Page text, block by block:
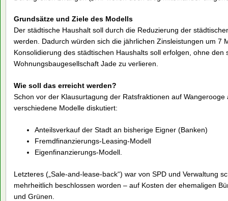
Grundsätze und Ziele des Modells
Der städtische Haushalt soll durch die Reduzierung der
werden. Dadurch würden sich die jährlichen Zinsleistungen um 7
Konsolidierung des städtischen Haushalts soll erfolgen, ohne den
Wohnungsbaugesellschaft Jade zu verlieren.
Wie soll das erreicht werden?
Schon vor der Klausurtagung der Ratsfraktionen auf
verschiedene Modelle diskutiert:
Anteilsverkauf der Stadt an bisherige Eigner (Banken)
Fremdfinanzierungs-Leasing-Modell
Eigenfinanzierungs-Modell.
Letzteres („Sale-and-lease-back“) war von SPD und Verwaltung
mehrheitlich beschlossen worden – auf Kosten der ehemaligen
und Grünen.